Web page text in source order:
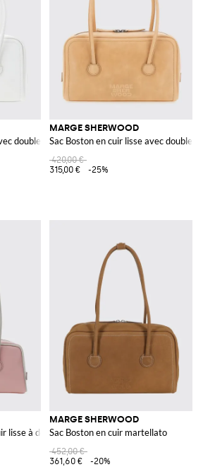
double anse et zip
MARGE SHERWOOD
Sac Boston en cuir lisse avec double
420,00 €
315,00 €
-25%
lisse à double anse
MARGE SHERWOOD
Sac Boston en cuir martellato
452,00 €
361,60 €
-20%